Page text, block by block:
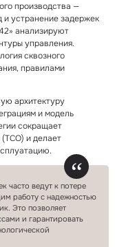
производства —
устранение задержек
анализируют
управления.
сквозного
правилами
архитектуру
и модель
сокращает
и делает
часто ведут к потере
работу с надежностью
Это позволяет
и гарантировать